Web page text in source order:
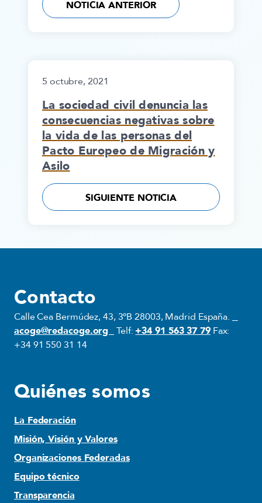
NOTICIA ANTERIOR
5 octubre, 2021
La sociedad civil denuncia las
consecuencias negativas sobre
la vida de las personas del
Pacto Europeo de Migración y
Asilo
SIGUIENTE NOTICIA
Contacto
Calle Cea Bermúdez, 43, 3ºB 28003, Madrid España.
acoge@redacoge.org
Telf: +34 91 563 37 79Fax:
+34 91 550 31 14
Quiénes somos
La Federación
Misión, Visión y Valores
Organizaciones Federadas
Equipo técnico
Transparencia